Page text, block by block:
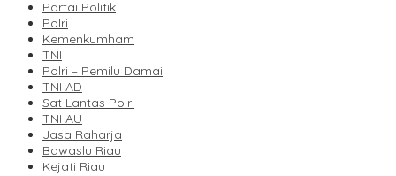
Partai Politik
Polri
Kemenkumham
TNI
Polri – Pemilu Damai
TNI AD
Sat Lantas Polri
TNI AU
Jasa Raharja
Bawaslu Riau
Kejati Riau